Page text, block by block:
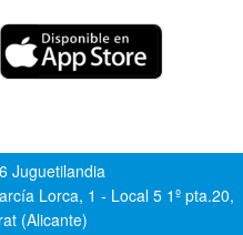
Juguetilandia
Lorca, 1 - Local 5 1º pta.20,
(Alicante)